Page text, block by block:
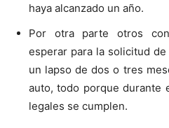
haya alcanzado un año.
Por otra parte otros
esperar para la solicitud
un lapso de dos o tres
auto, todo porque durante
legales se cumplen.